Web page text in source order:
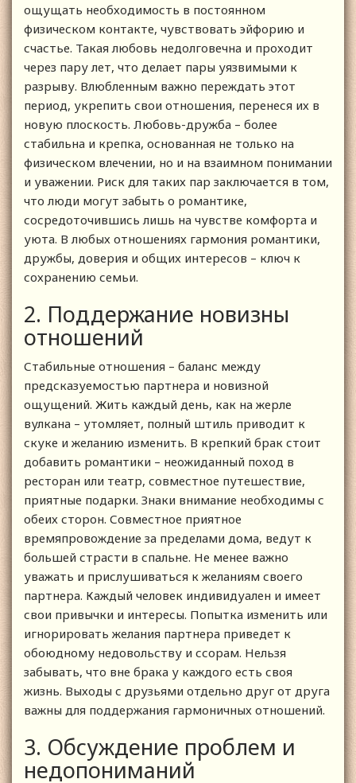
ощущать необходимость в постоянном
физическом контакте, чувствовать эйфорию и
счастье. Такая любовь недолговечна и проходит
через пару лет, что делает пары уязвимыми к
разрыву. Влюбленным важно переждать этот
период, укрепить свои отношения, перенеся их в
новую плоскость. Любовь-дружба – более
стабильна и крепка, основанная не только на
физическом влечении, но и на взаимном понимании
и уважении. Риск для таких пар заключается в том,
что люди могут забыть о романтике,
сосредоточившись лишь на чувстве комфорта и
уюта. В любых отношениях гармония романтики,
дружбы, доверия и общих интересов – ключ к
сохранению семьи.
2. Поддержание новизны
отношений
Стабильные отношения – баланс между
предсказуемостью партнера и новизной
ощущений. Жить каждый день, как на жерле
вулкана – утомляет, полный штиль приводит к
скуке и желанию изменить. В крепкий брак стоит
добавить романтики – неожиданный поход в
ресторан или театр, совместное путешествие,
приятные подарки. Знаки внимание необходимы с
обеих сторон. Совместное приятное
времяпровождение за пределами дома, ведут к
большей страсти в спальне. Не менее важно
уважать и прислушиваться к желаниям своего
партнера. Каждый человек индивидуален и имеет
свои привычки и интересы. Попытка изменить или
игнорировать желания партнера приведет к
обоюдному недовольству и ссорам. Нельзя
забывать, что вне брака у каждого есть своя
жизнь. Выходы с друзьями отдельно друг от друга
важны для поддержания гармоничных отношений.
3. Обсуждение проблем и
недопониманий